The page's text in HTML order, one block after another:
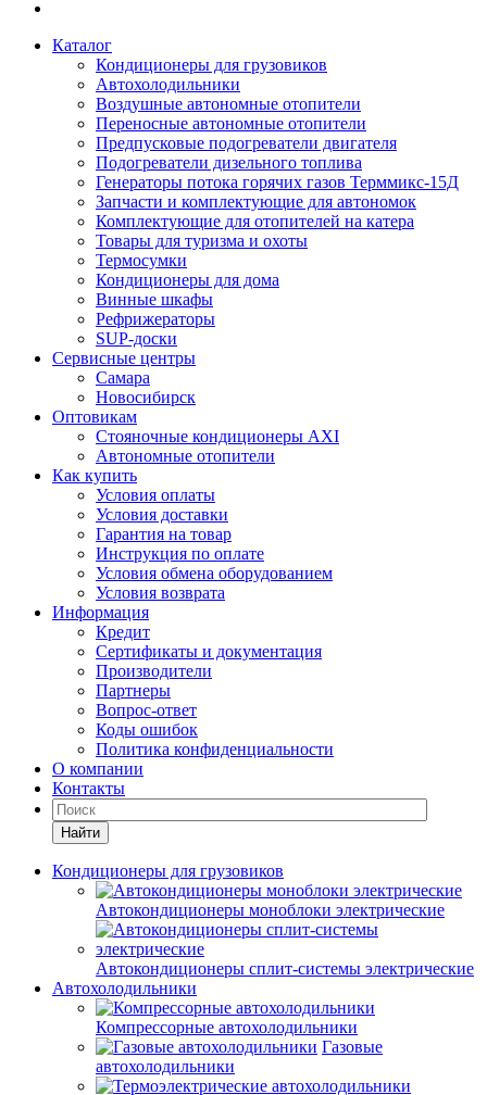
Каталог
Кондиционеры для грузовиков
Автохолодильники
Воздушные автономные отопители
Переносные автономные отопители
Предпусковые подогреватели двигателя
Подогреватели дизельного топлива
Генераторы потока горячих газов Терммикс-15Д
Запчасти и комплектующие для автономок
Комплектующие для отопителей на катера
Товары для туризма и охоты
Термосумки
Кондиционеры для дома
Винные шкафы
Рефрижераторы
SUP-доски
Сервисные центры
Самара
Новосибирск
Оптовикам
Стояночные кондиционеры AXI
Автономные отопители
Как купить
Условия оплаты
Условия доставки
Гарантия на товар
Инструкция по оплате
Условия обмена оборудованием
Условия возврата
Информация
Кредит
Сертификаты и документация
Производители
Партнеры
Вопрос-ответ
Коды ошибок
Политика конфиденциальности
О компании
Контакты
Найти
Кондиционеры для грузовиков
Автокондиционеры моноблоки электрические
Автокондиционеры сплит-системы электрические
Автохолодильники
Компрессорные автохолодильники
Газовые
автохолодильники